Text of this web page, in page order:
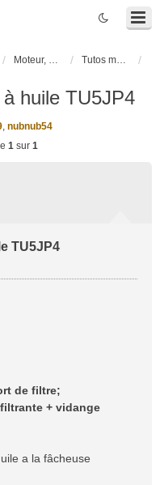
Moteur, électronique moteur, boîte robotisée 2-Tronic Tutos moteur, boîte de vitesses
huile TU5JP4
, nubnub54
1sur 1
TU5JP4
de filtre;
+ vidange
a la fâcheuse